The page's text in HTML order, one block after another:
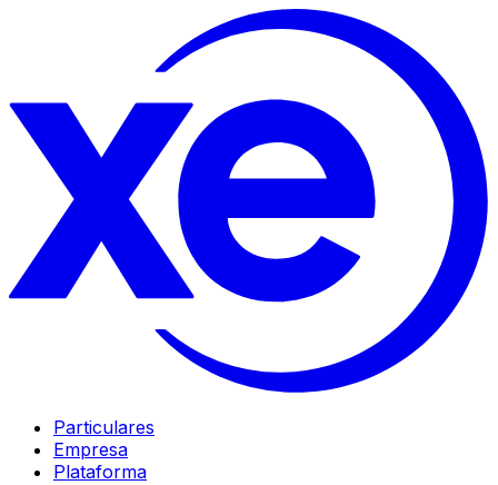
Particulares
Empresa
Plataforma